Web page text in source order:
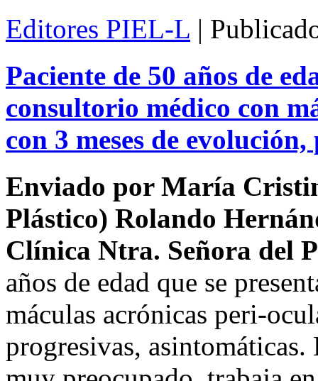
Editores PIEL-L |
Paciente de 50 años de
consultorio médico con
con 3 meses de
Enviado por María
Plástico) Rolando
Clínica Ntra. Señora del
años de edad que se
máculas acrónicas peri-
progresivas,